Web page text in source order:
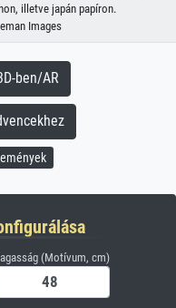
illetve japán papíron.
Images
ben/AR
(Motívum, cm)